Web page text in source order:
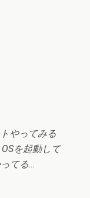
やってみる
を起動して
てる…